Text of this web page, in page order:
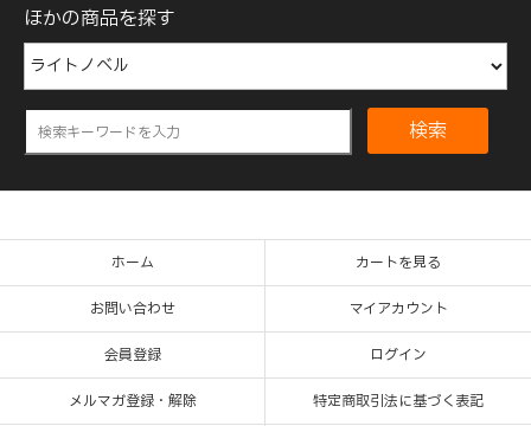
ほかの商品を探す
検索
ホーム カートを見る
お問い合わせ マイアカウント
会員登録 ログイン
メルマガ登録・解除 特定商取引法に基づく表記